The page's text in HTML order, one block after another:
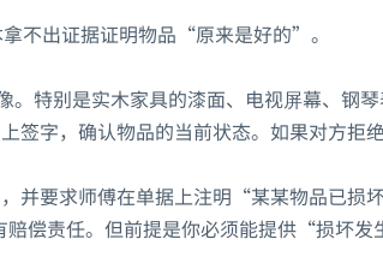
不出证据证明物品“原来是好的”。
特别是实木家具的漆面、电视屏幕、钢琴
签字，确认物品的当前状态。如果对方
并要求师傅在单据上注明“某某物品已损
偿责任。但前提是你必须能提供“损坏发